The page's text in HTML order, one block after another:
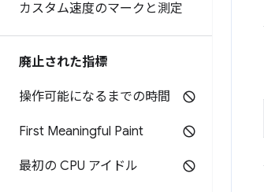
カスタム速度のマークと測定
廃止された指標
操作可能になるまでの時間
First Meaningful Paint
最初の CPU アイドル